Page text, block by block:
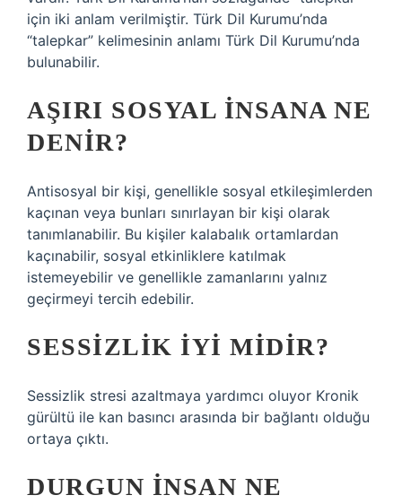
için iki anlam verilmiştir. Türk Dil Kurumu’nda
“talepkar” kelimesinin anlamı Türk Dil Kurumu’nda
bulunabilir.
AŞIRI SOSYAL INSANA NE
DENIR?
Antisosyal bir kişi, genellikle sosyal etkileşimlerden
kaçınan veya bunları sınırlayan bir kişi olarak
tanımlanabilir. Bu kişiler kalabalık ortamlardan
kaçınabilir, sosyal etkinliklere katılmak
istemeyebilir ve genellikle zamanlarını yalnız
geçirmeyi tercih edebilir.
SESSIZLIK IYI MIDIR?
Sessizlik stresi azaltmaya yardımcı oluyor Kronik
gürültü ile kan basıncı arasında bir bağlantı olduğu
ortaya çıktı.
DURGUN INSAN NE